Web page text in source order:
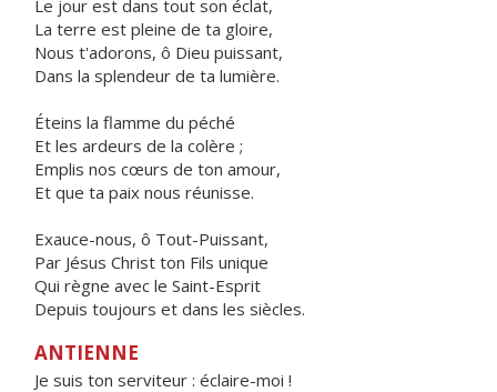
Le jour est dans tout son éclat,
La terre est pleine de ta gloire,
Nous t'adorons, ô Dieu puissant,
Dans la splendeur de ta lumière.
Éteins la flamme du péché
Et les ardeurs de la colère ;
Emplis nos cœurs de ton amour,
Et que ta paix nous réunisse.
Exauce-nous, ô Tout-Puissant,
Par Jésus Christ ton Fils unique
Qui règne avec le Saint-Esprit
Depuis toujours et dans les siècles.
ANTIENNE
Je suis ton serviteur : éclaire-moi !